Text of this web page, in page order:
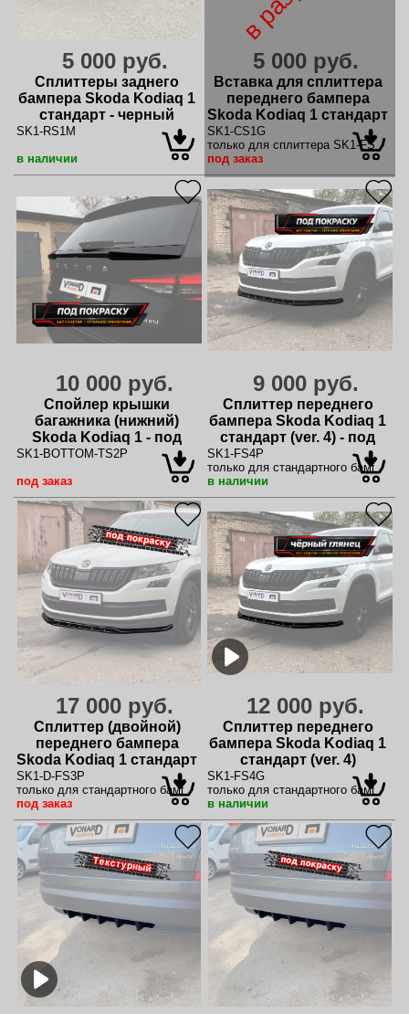
5 000 руб.
Сплиттеры заднего
бампера Skoda Kodiaq 1
стандарт - черный
металлик
SK1-RS1M
в наличии
5 000 руб.
Вставка для сплиттера
переднего бампера
Skoda Kodiaq 1 стандарт
SK1-CS1G
только для сплиттера SK1-FS2G
под заказ
10 000 руб.
Спойлер крышки
багажника (нижний)
Skoda Kodiaq 1 - под
покраску
SK1-BOTTOM-TS2P
под заказ
9 000 руб.
Сплиттер переднего
бампера Skoda Kodiaq 1
стандарт (ver. 4) - под
SK1-FS4P
только для стандартного бампера
в наличии
17 000 руб.
Сплиттер (двойной)
переднего бампера
Skoda Kodiaq 1 стандарт
(ver. 3) - под покраску
SK1-D-FS3P
только для стандартного бампера
под заказ
12 000 руб.
Сплиттер переднего
бампера Skoda Kodiaq 1
стандарт (ver. 4)
SK1-FS4G
только для стандартного бампера
в наличии